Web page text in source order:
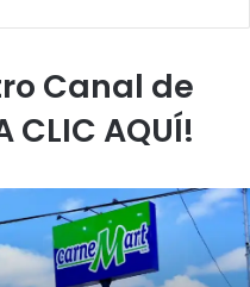
Canal de
AQUÍ!